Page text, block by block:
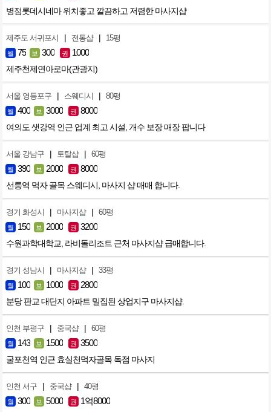
병점롯데시네마 위치좋고 깔끔하고 저렴한 마사지샵
제주도 서귀포시 | 전통샵 | 15평
월 75 보 300 권 1000
제주천제연아로마(관광지)
서울 영등포구 | 스웨디시 | 80평
월 400 보 3000 권 8000
여의도 샛강역 인근 업계 최고 시설, 개수 보장 매장 팝니다
서울 강남구 | 토탈샵 | 60평
월 390 보 2000 권 8000
선릉역 먹자 골목 스웨디시, 마사지 샵 매매 합니다.
경기 화성시 | 마사지샵 | 60평
월 150 보 2000 권 3200
수원과학대학교, 라비돌리조트 근처 마사지샵 급매합니다.
경기 성남시 | 마사지샵 | 33평
월 100 보 1000 권 2800
분당 판교 대단지 아파트 밀집된 상업지구 마사지샵.
인천 부평구 | 중국샵 | 60평
월 143 보 1500 권 3500
굴포천역 인근 효실천먹자골목 독점 마사지
인천 서구 | 중국샵 | 40평
월 300 보 5000 권 1억8000